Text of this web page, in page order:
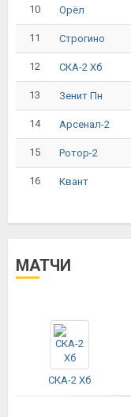
10 Орёл
11 Строгино
12 СКА-2 Хб
13 Зенит Пн
14 Арсенал-2
15 Ротор-2
16 Квант
МАТЧИ
СКА-2 Хб